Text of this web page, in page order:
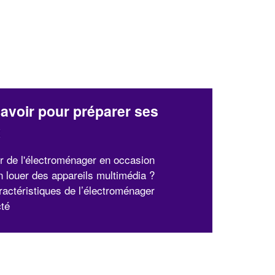
pour préparer ses
de l'électroménager en occasion
louer des appareils multimédia ?
de l’électroménager